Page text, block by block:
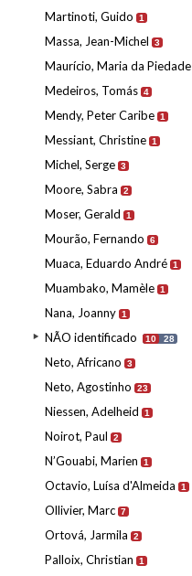
Martinoti, Guido 1
Massa, Jean-Michel 3
Maurício, Maria da Piedade
Medeiros, Tomás 4
Mendy, Peter Caribe 1
Messiant, Christine 1
Michel, Serge 3
Moore, Sabra 2
Moser, Gerald 1
Mourão, Fernando 6
Muaca, Eduardo André 1
Muambako, Mamèle 1
Nana, Joanny 1
NÃO identificado 10 28
Neto, Africano 3
Neto, Agostinho 23
Niessen, Adelheid 1
Noirot, Paul 2
N’Gouabi, Marien 1
Octavio, Luísa d'Almeida 1
Ollivier, Marc 7
Ortová, Jarmila 2
Palloix, Christian 1